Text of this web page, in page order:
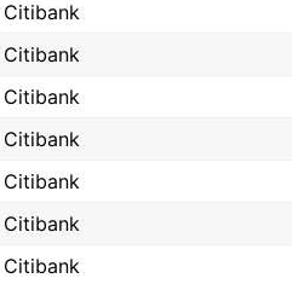
Citibank
Citibank
Citibank
Citibank
Citibank
Citibank
Citibank